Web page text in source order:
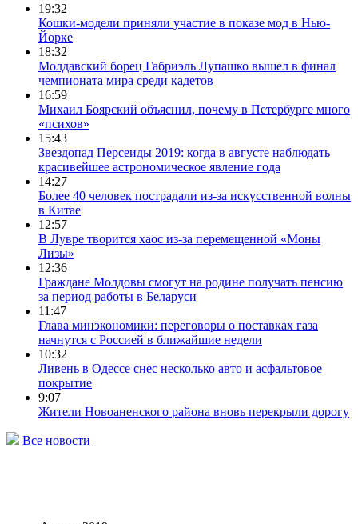
19:32
Кошки-модели приняли участие в показе мод в Нью-
Йорке
18:32
Молдавский борец Габриэль Лупашко вышел в финал
чемпионата мира среди кадетов
16:59
Михаил Боярский объяснил, почему в Петербурге много
«психов»
15:43
Звездопад Персеиды 2019: когда в августе наблюдать
красивейшее астрономическое явление года
14:27
Более 40 человек пострадали из-за искусственной волны
в Китае
12:57
В Лувре творится хаос из-за перемещенной «Моны
Лизы»
12:36
Граждане Молдовы смогут на родине получать пенсию
за период работы в Беларуси
11:47
Глава минэкономики: переговоры о поставках газа
начнутся с Россией в ближайшие недели
10:32
Ливень в Одессе снес несколько авто и асфальтовое
покрытие
9:07
Жители Новоаненского района вновь перекрыли дорогу
Все новости